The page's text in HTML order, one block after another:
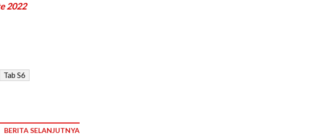
2022
Tab S6
BERITA SELANJUTNYA